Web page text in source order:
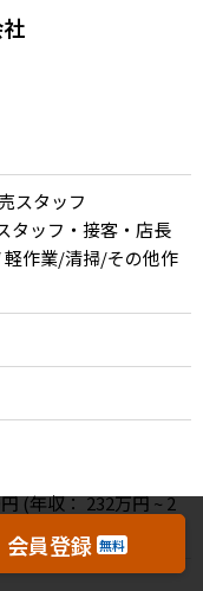
スタッフ
タッフ・接客・店長
作業/清掃/その他作
円(年収： 232万円 ~ 2
会員登録 無料